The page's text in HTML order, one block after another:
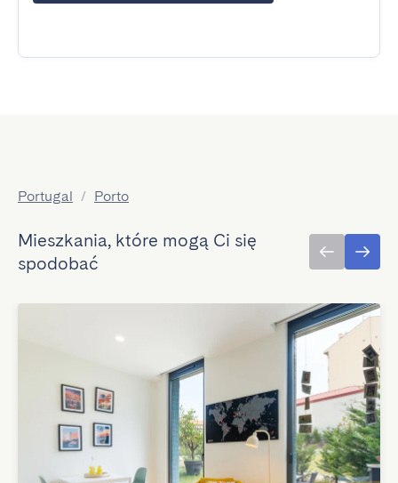
Portugal / Porto
Mieszkania, które mogą Ci się
spodobać